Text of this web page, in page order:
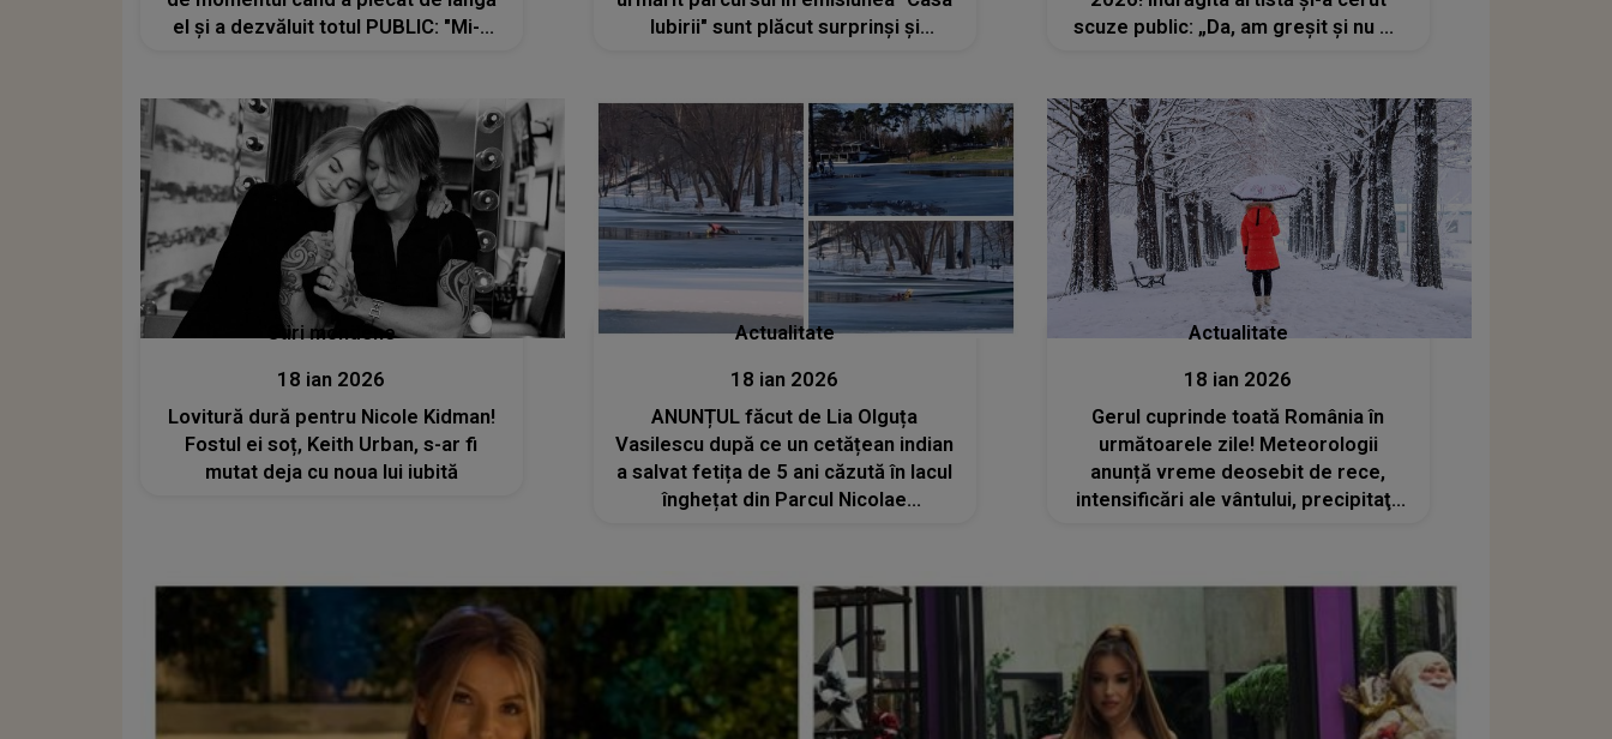
el și a dezvăluit totul PUBLIC: "Mi-a
ajuns aici. Se simte trădată
Iubirii" sunt plăcut surprinși și
binecuvântați!" Au fost încântați să
afle
scuze public: „Da, am greşit şi nu m-
expresie”
Stiri mondene
18 ian 2026
Lovitură dură pentru Nicole Kidman!
Fostul ei soț, Keith Urban, s-ar fi
mutat deja cu noua lui iubită
Actualitate
18 ian 2026
ANUNȚUL făcut de Lia Olguța
Vasilescu după ce un cetățean indian
a salvat fetița de 5 ani căzută în lacul
înghețat din Parcul Nicolae
Actualitate
18 ian 2026
Gerul cuprinde toată România în
următoarele zile! Meteorologii
anunță vreme deosebit de rece,
intensificări ale vântului, precipitaţii